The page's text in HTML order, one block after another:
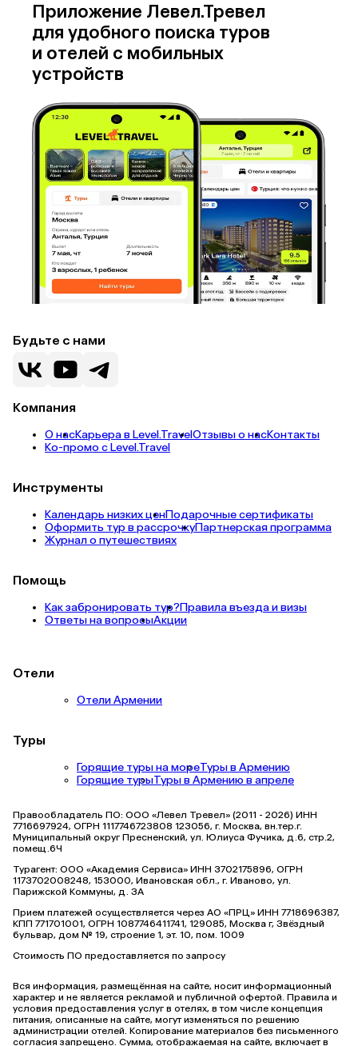
Приложение Левел.Тревел
для удобного поиска туров
и отелей с мобильных
устройств
Будьте с нами
Компания
О насКарьера в Level.TravelОтзывы о насКонтакты
Ко-промо с Level.Travel
Инструменты
Календарь низких ценПодарочные сертификаты
Оформить тур в рассрочкуПартнерская программа
Журнал о путешествиях
Помощь
Как забронировать тур?Правила въезда и визы
Ответы на вопросыАкции
Отели
Отели Армении
Туры
Горящие туры на мореТуры в Армению
Горящие турыТуры в Армению в апреле
Правообладатель ПО: ООО «Левел Тревел» (2011 - 2026) ИНН
7716697924, ОГРН 1117746723808 123056, г. Москва, вн.тер.г.
Муниципальный округ Пресненский, ул. Юлиуса Фучика, д.6, стр.2,
помещ.6Ч
Турагент: ООО «Академия Сервиса» ИНН 3702175896, ОГРН
1173702008248, 153000, Ивановская обл., г. Иваново, ул.
Парижской Коммуны, д. ЗА
Прием платежей осуществляется через АО «ПРЦ» ИНН 7718696387,
КПП 771701001, ОГРН 1087746411741, 129085, Москва г, Звёздный
бульвар, дом № 19, строение 1, эт. 10, пом. 1009
Стоимость ПО предоставляется по запросу
Вся информация, размещённая на сайте, носит информационный
характер и не является рекламой и публичной офертой. Правила и
условия предоставления услуг в отелях, в том числе концепция
питания, описанные на сайте, могут изменяться по решению
администрации отелей. Копирование материалов без письменного
согласия запрещено. Сумма, отображаемая на сайте, включает в